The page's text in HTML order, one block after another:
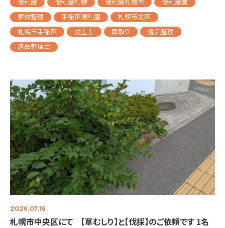
家財整理
手稲区便利屋
札幌市北区
札幌市手稲区
焚上士 買取り
遺品整理
遺品整理士
2026.07.16
札幌市中央区にて 【草むしり】と【伐採】のご依頼です 1名